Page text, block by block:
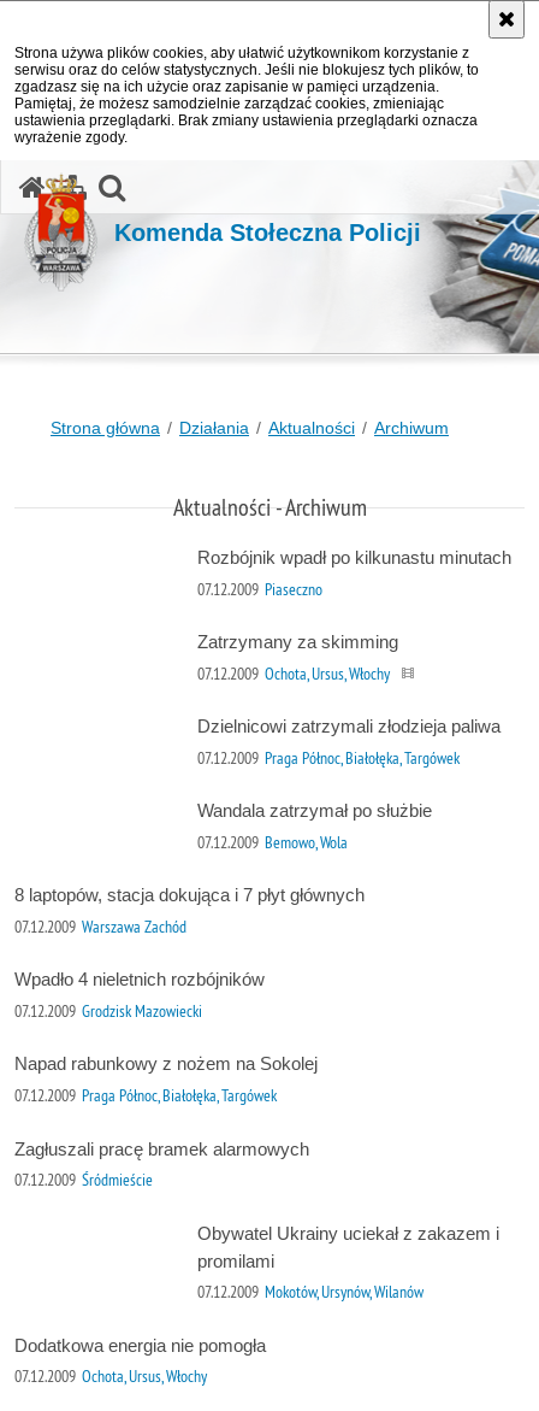
Strona używa plików cookies, aby ułatwić użytkownikom korzystanie z
serwisu oraz do celów statystycznych. Jeśli nie blokujesz tych plików, to
zgadzasz się na ich użycie oraz zapisanie w pamięci urządzenia.
Pamiętaj, że możesz samodzielnie zarządzać cookies, zmieniając
ustawienia przeglądarki. Brak zmiany ustawienia przeglądarki oznacza
wyrażenie zgody.
Komenda Stołeczna Policji
Strona główna Działania Aktualności Archiwum
Aktualności - Archiwum
Rozbójnik wpadł po kilkunastu minutach
07.12.2009 Piaseczno
Zatrzymany za skimming
07.12.2009 Ochota, Ursus, Włochy
Dzielnicowi zatrzymali złodzieja paliwa
07.12.2009 Praga Północ, Białołęka, Targówek
Wandala zatrzymał po służbie
07.12.2009 Bemowo, Wola
8 laptopów, stacja dokująca i 7 płyt głównych
07.12.2009 Warszawa Zachód
Wpadło 4 nieletnich rozbójników
07.12.2009 Grodzisk Mazowiecki
Napad rabunkowy z nożem na Sokolej
07.12.2009 Praga Północ, Białołęka, Targówek
Zagłuszali pracę bramek alarmowych
07.12.2009 Śródmieście
Obywatel Ukrainy uciekał z zakazem i
promilami
07.12.2009 Mokotów, Ursynów, Wilanów
Dodatkowa energia nie pomogła
07.12.2009 Ochota, Ursus, Włochy